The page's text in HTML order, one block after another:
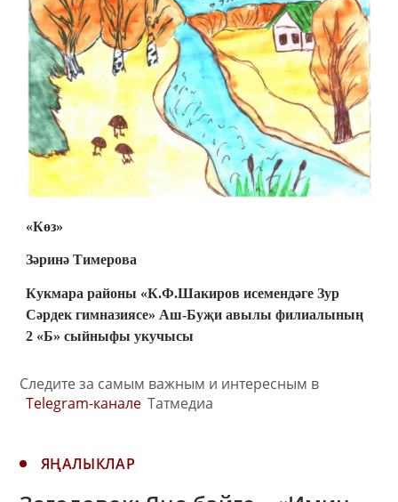
«Көз»
Зәринә Тимерова
Кукмара районы «К.Ф.Шакиров исемендәге Зур
Сәрдек гимназиясе» Аш-Буҗи авылы филиалының
2 «Б» сыйныфы укучысы
Следите за самым важным и интересным в
Telegram-канале Татмедиа
ЯҢАЛЫКЛАР